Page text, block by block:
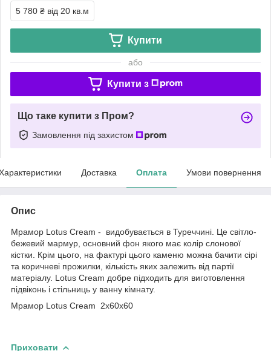
5 780 ₴ від 20 кв.м
Купити
або
Купити з
Що таке купити з Пром?
Замовлення під захистом
Доставка Оплата Умови повернення
Опис
Мрамор Lotus Cream - видобувається в Туреччині. Це світло-
бежевий мармур, основний фон якого має колір слонової
кістки. Крім цього, на фактурі цього каменю можна бачити сірі
та коричневі прожилки, кількість яких залежить від партії
матеріалу. Lotus Cream добре підходить для виготовлення
підвіконь і стільниць у ванну кімнату.
Мрамор Lotus Cream 2х60х60
Приховати